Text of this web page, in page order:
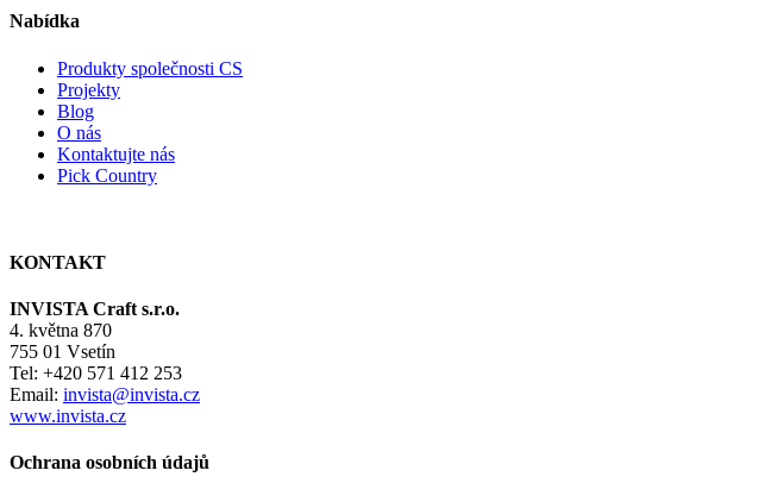
Nabídka
Produkty společnosti CS
Projekty
Blog
O nás
Kontaktujte nás
Pick Country
KONTAKT
INVISTA Craft s.r.o.
4. května 870
755 01 Vsetín
Tel: +420 571 412 253
Email: invista@invista.cz
www.invista.cz
Ochrana osobních údajů